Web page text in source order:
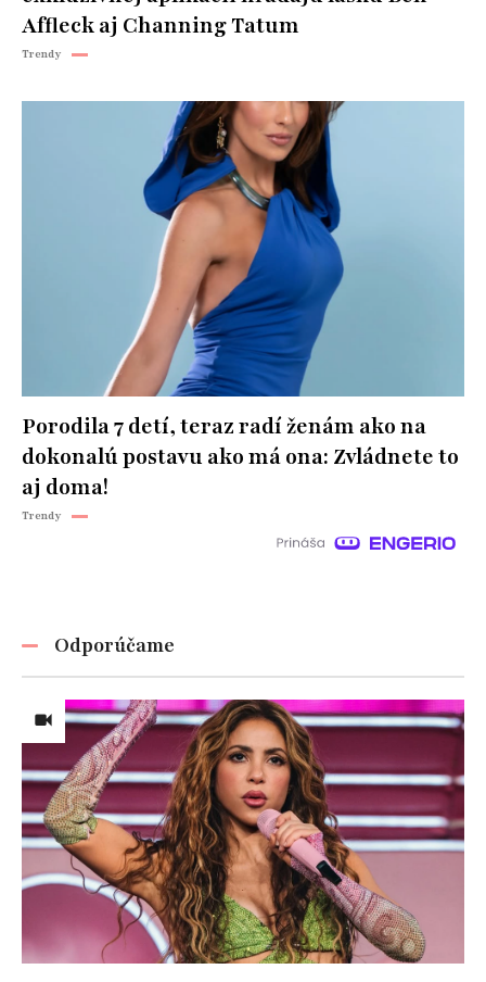
Affleck aj Channing Tatum
Trendy
Porodila 7 detí, teraz radí ženám ako na
dokonalú postavu ako má ona: Zvládnete to
aj doma!
Trendy
Odporúčame